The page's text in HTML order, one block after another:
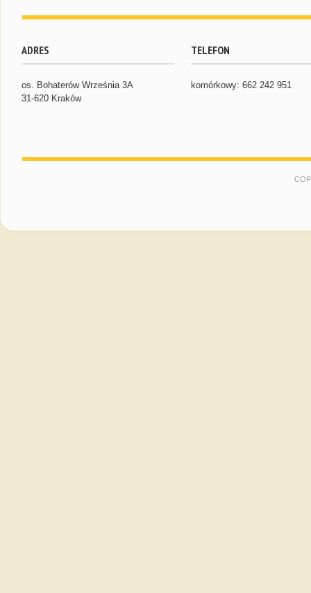
ADRES
os. Bohaterów Września 3A
31-620 Kraków
TELEFON
komórkowy: 662 242 951